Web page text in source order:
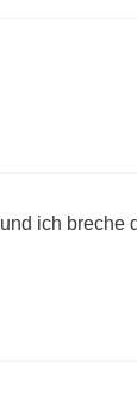
ich breche